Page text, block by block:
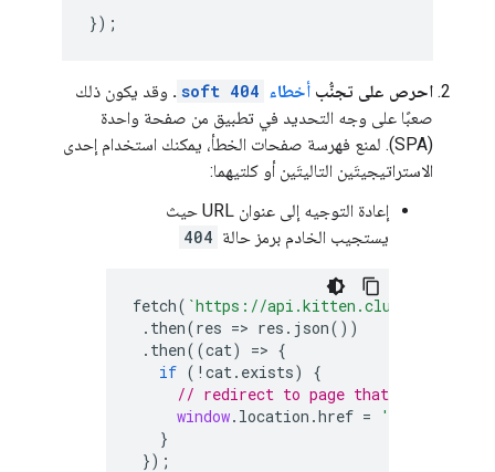
});
احرص على تجنُّب أخطاء soft 404
. وقد يكون ذلك
صعبًا على وجه التحديد في تطبيق من صفحة واحدة
(SPA). لمنع فهرسة صفحات الخطأ، يمكنك استخدام إحدى
الاستراتيجيتَين التاليتَين أو كلتيهما:
إعادة التوجيه إلى عنوان URL حيث
يستجيب الخادم برمز حالة 404
fetch( `https://api.kitten.club/cats/
. then(res => res . json())
. then((cat) => {
if ( ! cat. exists)
{
// redirect to page that gives a 404
window. location .href = '/not-found'
}
});